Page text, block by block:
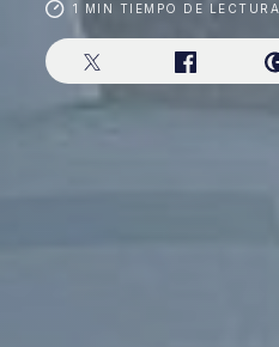
1 MIN TIEMPO DE LECTURA